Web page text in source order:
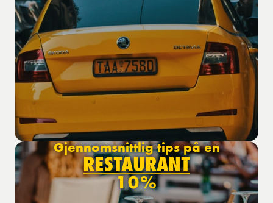
Gjennomsnittlig tips på en
RESTAURANT
10%